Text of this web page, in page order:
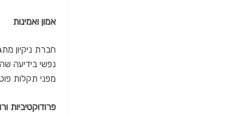
אמון ואמינות
חברת ניקיון
נפשי בידיעה
מפני תקלות
פרודוקטיביות